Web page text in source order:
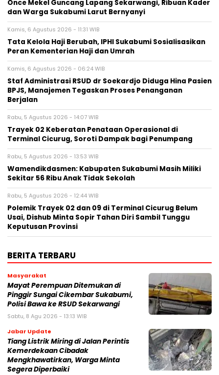
Once Mekel Guncang Lapang Sekarwangi, Ribuan Kader
dan Warga Sukabumi Larut Bernyanyi
Kamis, 6 Agustus 2026 - 11:31 WIB
Tata Kelola Haji Berubah, IPHI Sukabumi Sosialisasikan
Peran Kementerian Haji dan Umrah
Kamis, 6 Agustus 2026 - 06:24 WIB
Staf Administrasi RSUD dr Soekardjo Diduga Hina Pasien
BPJS, Manajemen Tegaskan Proses Penanganan
Berjalan
Rabu, 5 Agustus 2026 - 14:07 WIB
‎Trayek 02 Keberatan Penataan Operasional di
Terminal Cicurug, Soroti Dampak bagi Penumpang
Rabu, 5 Agustus 2026 - 13:53 WIB
Wamendikdasmen: Kabupaten Sukabumi Masih Miliki
Sekitar 56 Ribu Anak Tidak Sekolah
Rabu, 5 Agustus 2026 - 12:44 WIB
Polemik Trayek 02 dan 09 di Terminal Cicurug Belum
Usai, Dishub Minta Sopir Tahan Diri Sambil Tunggu
Keputusan Provinsi
BERITA TERBARU
Masyarakat
‎Mayat Perempuan Ditemukan di
Pinggir Sungai Cikembar Sukabumi,
Polisi Bawa ke RSUD Sekarwangi‎
Sabtu, 8 Agu 2026 - 13:13 WIB
Jabar Update
Tiang Listrik Miring di Jalan Perintis
Kemerdekaan Cibadak
Mengkhawatirkan, Warga Minta
Segera Diperbaiki